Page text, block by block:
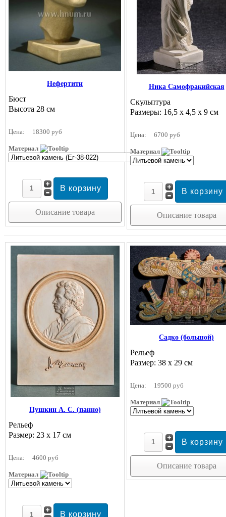
Нефертити
Бюст
Высота 28 см
Цена: 18300 руб
Материал
Описание товара
Ника Самофракийская
Скульптура
Размеры: 16,5 х 4,5 х 9 см
Цена: 6700 руб
Материал
Описание товара
Пушкин А. С. (панно)
Рельеф
Размер: 23 х 17 см
Цена: 4600 руб
Материал
Садко (большой)
Рельеф
Размер: 38 х 29 см
Цена: 19500 руб
Материал
Описание товара